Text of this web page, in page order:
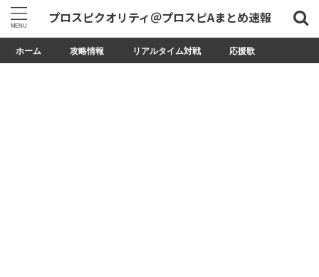
プロスピクオリティ＠プロスピAまとめ速報
ホーム 攻略情報 リアルタイム対戦 応援歌